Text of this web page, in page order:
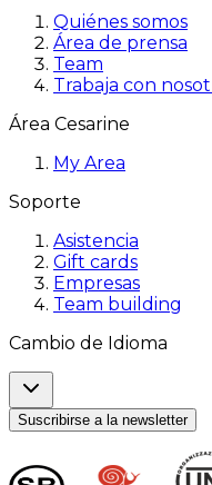
Quiénes somos
Área de prensa
Team
Trabaja con
Área Cesarine
My Area
Soporte
Asistencia
Gift cards
Empresas
Team building
Cambio de Idioma
Suscribirse a la newsletter